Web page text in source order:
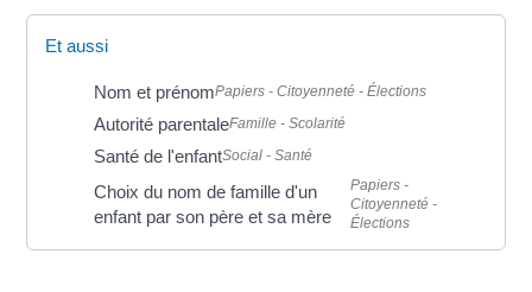
Et aussi
Nom et prénomPapiers - Citoyenneté - Élections
Autorité parentaleFamille - Scolarité
Santé de l'enfantSocial - Santé
Choix du nom de famille d'un
enfant par son père et sa mère
Papiers -
Citoyenneté -
Élections